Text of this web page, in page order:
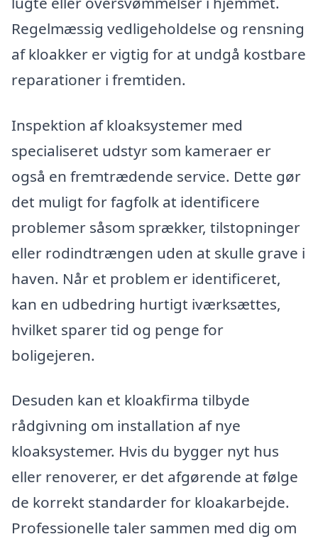
Regelmæssig vedligeholdelse og rensning
af kloakker er vigtig for at undgå kostbare
reparationer i fremtiden.
Inspektion af kloaksystemer med
specialiseret udstyr som kameraer er
også en fremtrædende service. Dette gør
det muligt for fagfolk at identificere
problemer såsom sprækker, tilstopninger
eller rodindtrængen uden at skulle grave i
haven. Når et problem er identificeret,
kan en udbedring hurtigt iværksættes,
hvilket sparer tid og penge for
boligejeren.
Desuden kan et kloakfirma tilbyde
rådgivning om installation af nye
kloaksystemer. Hvis du bygger nyt hus
eller renoverer, er det afgørende at følge
de korrekt standarder for kloakarbejde.
Professionelle taler sammen med dig om